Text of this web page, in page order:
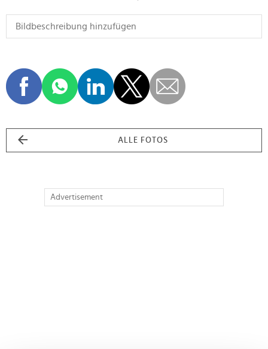
ALLE FOTOS
Advertisement